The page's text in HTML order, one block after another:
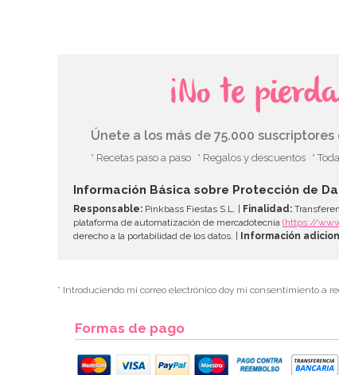
¡No te
Únete a los más de 75.000
* Recetas paso a paso * Regalos y descuentos *
Información Básica sobre Protección de
Responsable: Pinkbass Fiestas S.L. | Finalidad:
plataforma de automatización de mercadotecnia (https://
derecho a la portabilidad de los datos. | Información
* Introduciendo mi correo electrónico doy mi consentimiento a
Formas de pago